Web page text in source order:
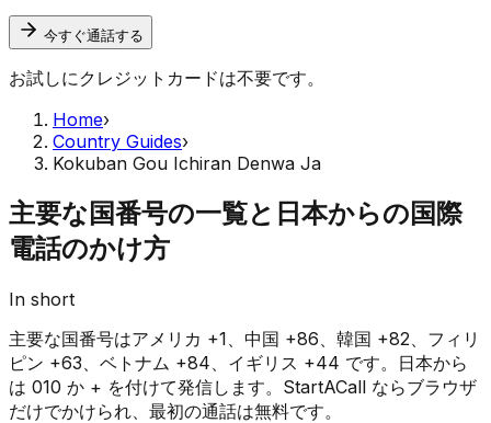
今すぐ通話する
お試しにクレジットカードは不要です。
Home›
Country Guides›
Kokuban Gou Ichiran Denwa Ja
主要な国番号の一覧と日本からの国際
電話のかけ方
In short
主要な国番号はアメリカ +1、中国 +86、韓国 +82、フィリ
ピン +63、ベトナム +84、イギリス +44 です。日本から
は 010 か + を付けて発信します。StartACall ならブラウザ
だけでかけられ、最初の通話は無料です。